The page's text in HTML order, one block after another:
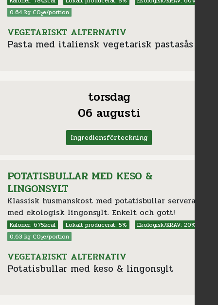
0.64 kg CO2e/portion
VEGETARISKT ALTERNATIV
Pasta med italiensk vegetarisk pastasås
torsdag
06 augusti
Ingrediensförteckning
POTATISBULLAR MED KESO &
LINGONSYLT
Klassisk husmanskost med potatisbullar serverad
med ekologisk lingonsylt. Enkelt och gott!
Kalorier: 675kcal Lokalt producerat: 5%
Ekologisk/KRAV: 20%
0.63 kg CO2e/portion
VEGETARISKT ALTERNATIV
Potatisbullar med keso & lingonsylt